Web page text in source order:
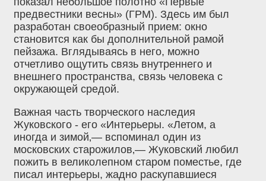
предвестники весны» (ГРМ). Здесь им был
разработан своеобразный прием: окно
становится как бы дополнительной рамой
пейзажа. Вглядываясь в него, можно
отчетливо ощутить связь внутреннего и
внешнего пространства, связь человека с
окружающей средой.
Важная часть творческого наследия
Жуковского - его «Интерьеры. «Летом, а
иногда и зимой‚— вспоминал один из
московских старожилов‚— Жуковский любил
пожить в великолепном старом поместье, где
писал интерьеры, жадно раскупавшиеся